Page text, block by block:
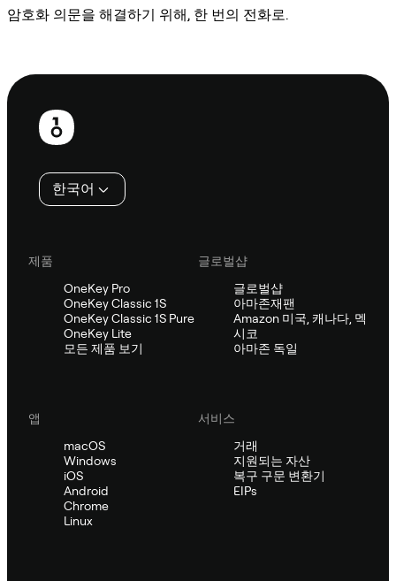
암호화 의문을 해결하기 위해, 한 번의 전화로.
보
한국어
제품
OneKey Pro
OneKey Classic 1S
OneKey Classic 1S Pure
OneKey Lite
모든 제품 보기
글로벌샵
글로벌샵
아마존재팬
Amazon 미국, 캐나다, 멕
시코
아마존 독일
앱
macOS
Windows
iOS
Android
Chrome
Linux
서비스
거래
지원되는 자산
복구 구문 변환기
EIPs